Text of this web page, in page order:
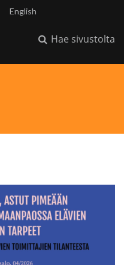
English
Hae sivustolta